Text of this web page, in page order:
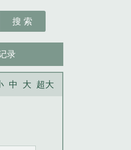
搜 索
录
中 大 超大